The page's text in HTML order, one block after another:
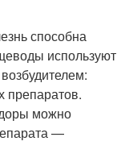
способна
используют
препаратов.
можно
—